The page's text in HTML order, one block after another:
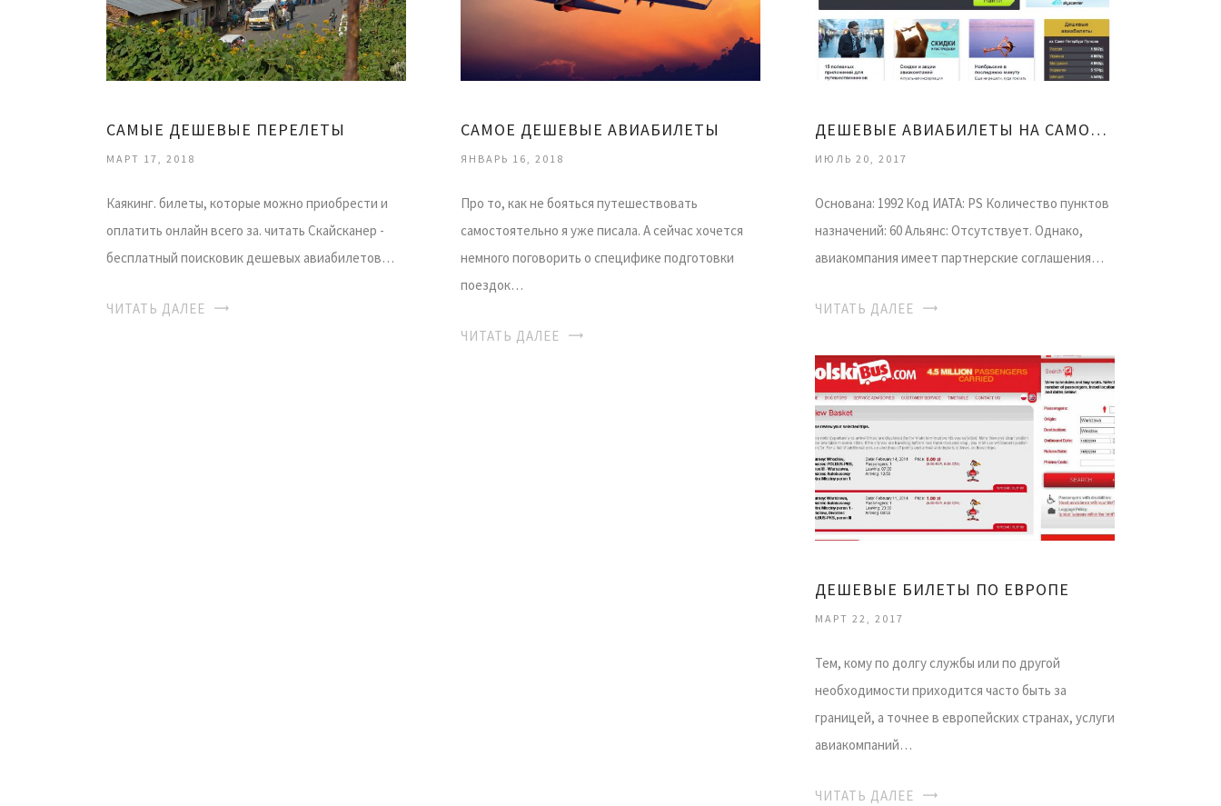
САМЫЕ ДЕШЕВЫЕ ПЕРЕЛЕТЫ
МАРТ 17, 2018
Каякинг. билеты, которые можно приобрести и
оплатить онлайн всего за. читать Скайсканер -
бесплатный поисковик дешевых авиабилетов…
ЧИТАТЬ ДАЛЕЕ
САМОЕ ДЕШЕВЫЕ АВИАБИЛЕТЫ
ЯНВАРЬ 16, 2018
Про то, как не бояться путешествовать
самостоятельно я уже писала. А сейчас хочется
немного поговорить о специфике подготовки
поездок…
ЧИТАТЬ ДАЛЕЕ
ДЕШЕВЫЕ АВИАБИЛЕТЫ НА САМОЛЕТ
ИЮЛЬ 20, 2017
Основана: 1992 Код ИАТА: PS Количество пунктов
назначений: 60 Альянс: Отсутствует. Однако,
авиакомпания имеет партнерские соглашения…
ЧИТАТЬ ДАЛЕЕ
ДЕШЕВЫЕ БИЛЕТЫ ПО ЕВРОПЕ
МАРТ 22, 2017
Тем, кому по долгу службы или по другой
необходимости приходится часто быть за
границей, а точнее в европейских странах, услуги
авиакомпаний…
ЧИТАТЬ ДАЛЕЕ